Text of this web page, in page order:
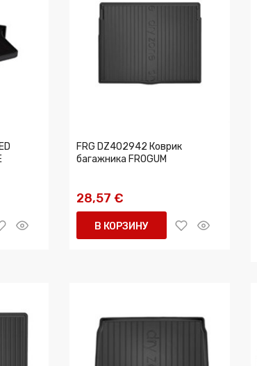
FRG DZ402942 Коврик
багажника FROGUM
28,57 €
В КОРЗИНУ